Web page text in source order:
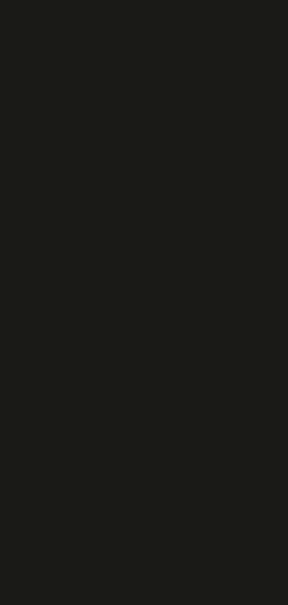
que saíram mais rápido
aceita convite de Zé Ricardo